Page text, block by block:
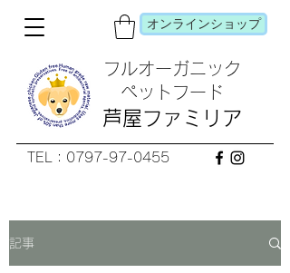
フルオーガニック
​ペットフード
芦屋ファミリア
TEL：0797-97-0455
オンラインショップ
記事